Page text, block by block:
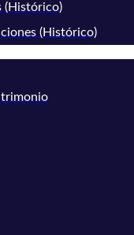
(Histórico)
(Histórico)